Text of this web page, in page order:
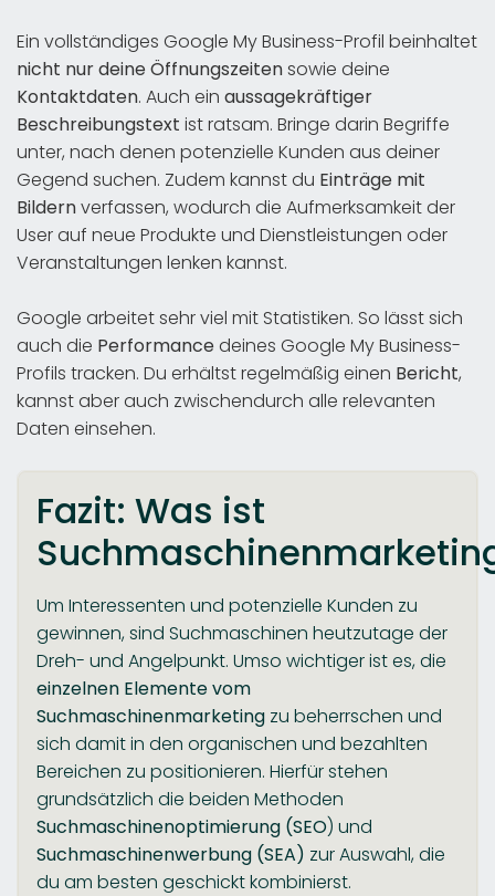
Ein vollständiges Google My Business-Profil beinhaltet
nicht nur deine Öffnungszeitensowie deine
Kontaktdaten. Auch ein aussagekräftiger
Beschreibungstext ist ratsam. Bringe darin Begriffe
unter, nach denen potenzielle Kunden aus deiner
Gegend suchen. Zudem kannst du Einträge mit
Bildernverfassen, wodurch die Aufmerksamkeit der
User auf neue Produkte und Dienstleistungen oder
Veranstaltungen lenken kannst.
Google arbeitet sehr viel mit Statistiken. So lässt sich
auch die Performancedeines Google My Business-
Profils tracken. Du erhältst regelmäßig einen Bericht,
kannst aber auch zwischendurch alle relevanten
Daten einsehen.
Fazit: Was ist
Um Interessenten und potenzielle Kunden zu
gewinnen, sind Suchmaschinen heutzutage der
Dreh- und Angelpunkt. Umso wichtiger ist es, die
einzelnen Elemente vom
Suchmaschinenmarketing zu beherrschen und
sich damit in den organischen und bezahlten
Bereichen zu positionieren. Hierfür stehen
grundsätzlich die beiden Methoden
Suchmaschinenoptimierung (SEO) und
Suchmaschinenwerbung (SEA) zur Auswahl, die
du am besten geschickt kombinierst.